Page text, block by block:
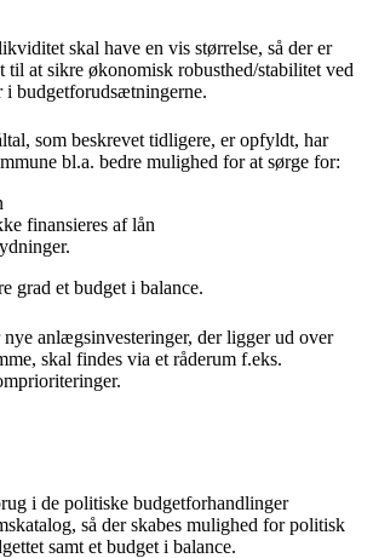
skal have en vis størrelse, så der er
at sikre økonomisk robusthed/stabilitet ved
budgetforudsætningerne.
som beskrevet tidligere, er opfyldt, har
bl.a. bedre mulighed for at sørge for:
finansieres af lån
grad et budget i balance.
anlægsinvesteringer, der ligger ud over
skal findes via et råderum f.eks.
i de politiske budgetforhandlinger
så der skabes mulighed for politisk
samt et budget i balance.